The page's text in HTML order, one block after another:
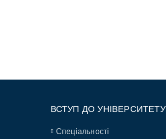
ВСТУП ДО УНІВЕРСИТЕТУ
Спеціальності